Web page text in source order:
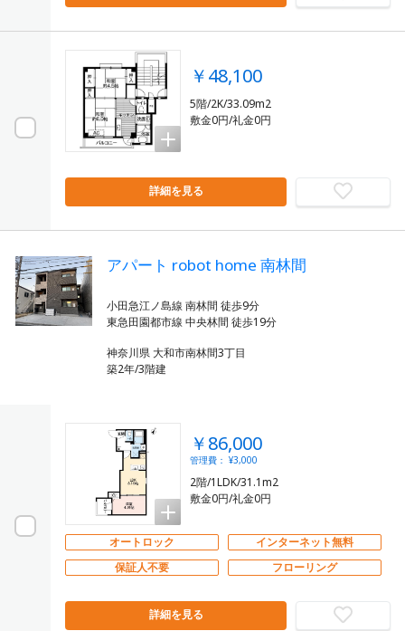
￥48,100
5階/2K/33.09m2
敷金0円/礼金0円
詳細を見る
アパート robot home 南林間
小田急江ノ島線 南林間 徒歩9分
神奈川県 大和市南林間3丁目
築2年/3階建
￥86,000
管理費： ¥3,000
2階/1LDK/31.1m2
敷金0円/礼金0円
オートロック
インターネット無料
保証人不要
フローリング
詳細を見る